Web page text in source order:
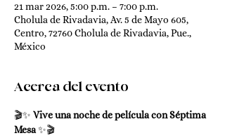
21 mar 2026, 5:00 p.m. – 7:00 p.m.
Cholula de Rivadavia, Av. 5 de Mayo 605,
Centro, 72760 Cholula de Rivadavia, Pue.,
México
Acerca del evento
🎬✨ Vive una noche de película con Séptima
Mesa ✨🎬